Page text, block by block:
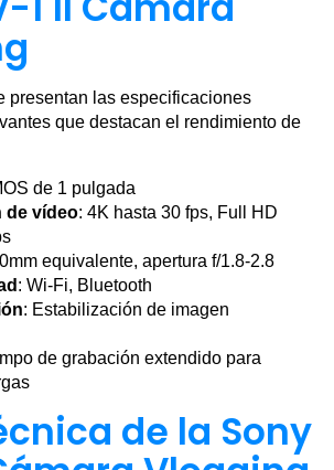
presentan las especificaciones
que destacan el rendimiento de
de 1 pulgada
de vídeo: 4K hasta 30 fps, Full HD
equivalente, apertura f/1.8-2.8
: Wi-Fi, Bluetooth
: Estabilización de imagen
de grabación extendido para
de la Sony